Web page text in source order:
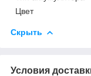
Цвет
Скрыть
Условия